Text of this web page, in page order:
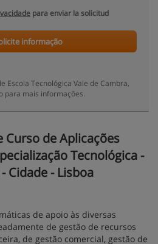
para enviar la solicitud
informação
Escola Tecnológica Vale de Cambra,
para mais informações.
de Aplicações
Tecnológica -
Cidade - Lisboa
de apoio às diversas
de gestão de recursos
de gestão comercial, gestão de